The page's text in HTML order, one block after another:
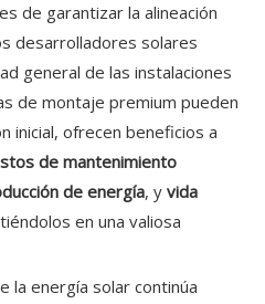
de garantizar la alineación
desarrolladores solares
general de las instalaciones
de montaje premium pueden
inicial, ofrecen beneficios a
de mantenimiento
de energía, y vida
en una valiosa
la energía solar continúa